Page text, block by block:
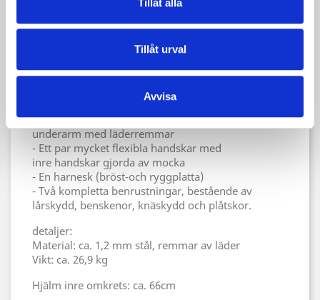
Tillåt urval
Avvisa
komponenter:
- Hjälm, enkel sallet med visir (Klappvisir) inkl.
- Tvådelad vikbar bevor.
- Två axelskydd helt kopplade till överarm och
underarm med läderremmar
- Två armbågsskydd att fästas i överarm och
underarm med läderremmar
- Ett par mycket flexibla handskar med
inre handskar gjorda av mocka
- En harnesk (bröst-och ryggplatta)
- Två kompletta benrustningar, bestående av
lårskydd, benskenor, knäskydd och plåtskor.
detaljer:
Material: ca. 1,2 mm stål, remmar av läder
Vikt: ca. 26,9 kg
Hjälm inre omkrets: ca. 66cm